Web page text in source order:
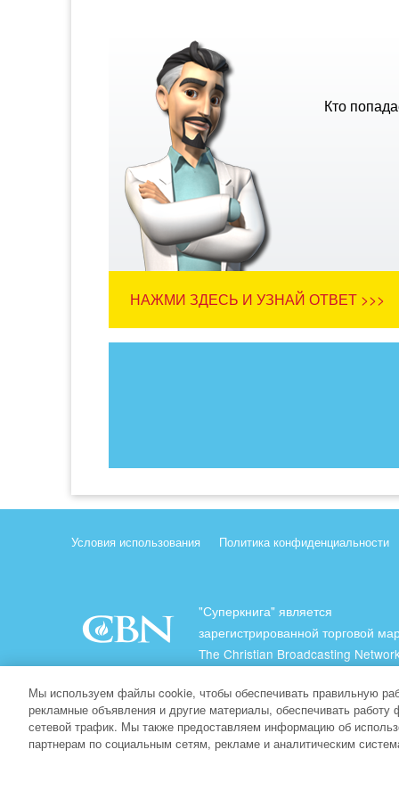
Кто
НАЖМИ ЗДЕСЬ И УЗНАЙ ОТВЕТ >>>
Условия использования Политика конфиденциальности
"Суперкнига" является
зарегистрированной торговой
The Christian Broadcasting
Все права защищены.
About CBN
Мы используем файлы cookie, чтобы обеспечивать правильную
рекламные объявления и другие материалы, обеспечивать работу
сетевой трафик. Мы также предоставляем информацию об
партнерам по социальным сетям, рекламе и аналитическим